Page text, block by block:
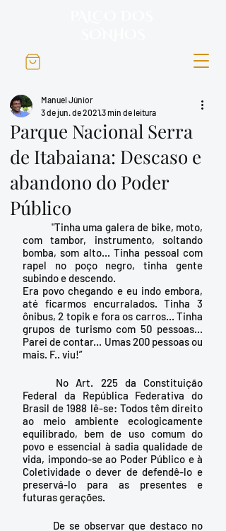
Parque Nacional Serra
de Itabaiana: Descaso e
abandono do Poder
Público
Manuel Júnior
3 de jun. de 20213 min de leitura
com tambor, instrumento, soltando
bomba, som alto... Tinha pessoal com
rapel no poço negro, tinha gente
subindo e descendo.
Era povo chegando e eu indo embora,
até ficarmos encurralados. Tinha 3
ônibus, 2 topik e fora os carros... Tinha
grupos de turismo com 50 pessoas...
Parei de contar... Umas 200 pessoas ou
mais. F.. viu!”
Federal da República Federativa do
Brasil de 1988 lê-se: Todos têm direito
ao meio ambiente ecologicamente
equilibrado, bem de uso comum do
povo e essencial à sadia qualidade de
vida, impondo-se ao Poder Público e à
Coletividade o dever de defendê-lo e
preservá-lo para as presentes e
futuras gerações.